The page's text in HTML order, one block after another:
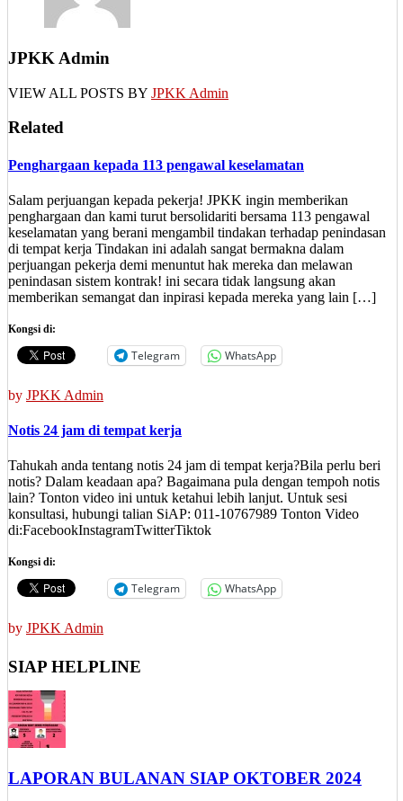
JPKK Admin
VIEW ALL POSTS BY JPKK Admin
Related
Penghargaan kepada 113 pengawal keselamatan
Salam perjuangan kepada pekerja! JPKK ingin memberikan
penghargaan dan kami turut bersolidariti bersama 113 pengawal
keselamatan yang berani mengambil tindakan terhadap penindasan
di tempat kerja Tindakan ini adalah sangat bermakna dalam
perjuangan pekerja demi menuntut hak mereka dan melawan
penindasan sistem kontrak! ini secara tidak langsung akan
memberikan semangat dan inpirasi kepada mereka yang lain […]
Kongsi di:
Telegram WhatsApp
by JPKK Admin
Notis 24 jam di tempat kerja
Tahukah anda tentang notis 24 jam di tempat kerja?Bila perlu beri
notis? Dalam keadaan apa? Bagaimana pula dengan tempoh notis
lain? Tonton video ini untuk ketahui lebih lanjut. Untuk sesi
konsultasi, hubungi talian SiAP: 011-10767989 Tonton Video
di:FacebookInstagramTwitterTiktok
Kongsi di:
Telegram WhatsApp
by JPKK Admin
SIAP HELPLINE
LAPORAN BULANAN SIAP OKTOBER 2024